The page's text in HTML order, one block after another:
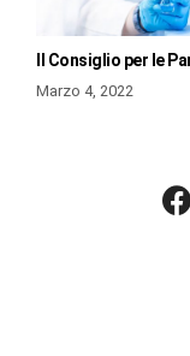
Il Consiglio per le
Marzo 4, 2022